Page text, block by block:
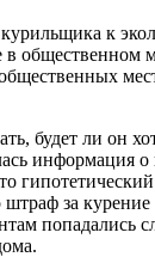
к
будет ли он
информация
за
попадались